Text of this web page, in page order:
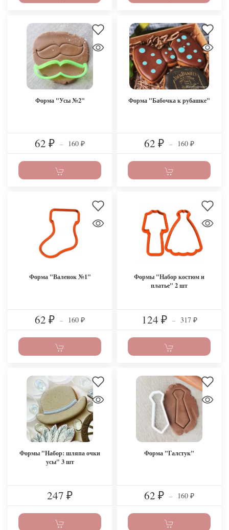
Форма "Усы №2"
62 ₽ – 160 ₽
Форма "Бабочка к рубашке"
62 ₽ – 160 ₽
Форма "Валенок №1"
62 ₽ – 160 ₽
Формы "Набор костюм и
платье" 2 шт
124 ₽ – 317 ₽
Формы "Набор: шляпа очки
усы" 3 шт
247 ₽
Форма "Галстук"
62 ₽ – 160 ₽